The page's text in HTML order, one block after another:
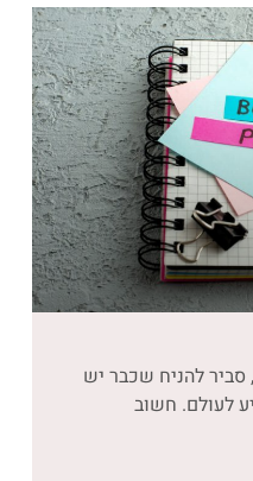
להניח שכבר יש
לעולם. חשוב